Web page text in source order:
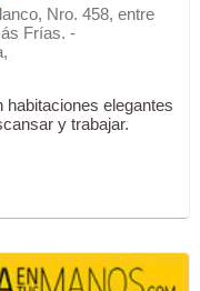
Nro. 458, entre
Frías. -
elegantes
y trabajar.